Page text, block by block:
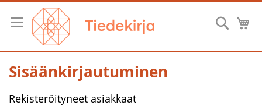
Skip
Content
Hae
Sisäänkirjautuminen
Rekisteröityneet asiakkaat